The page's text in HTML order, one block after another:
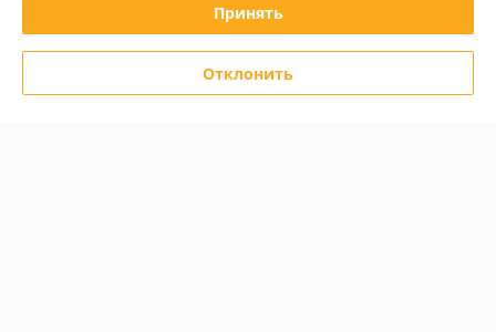
Принять
Отклонить